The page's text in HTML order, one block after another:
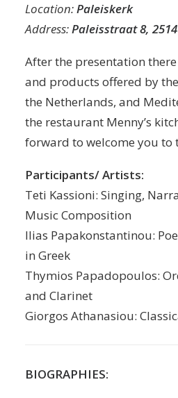
Location:Paleiskerk
Address:Paleisstraat 8, 2514
After the presentation
and products offered by
the Netherlands, and
the restaurant Menny’s
forward to welcome you to
Participants/ Artists:
Teti Kassioni: Singing,
Music Composition
Ilias Papakonstantinou:
in Greek
Thymios Papadopoulos:
and Clarinet
Giorgos Athanasiou:
BIOGRAPHIES: